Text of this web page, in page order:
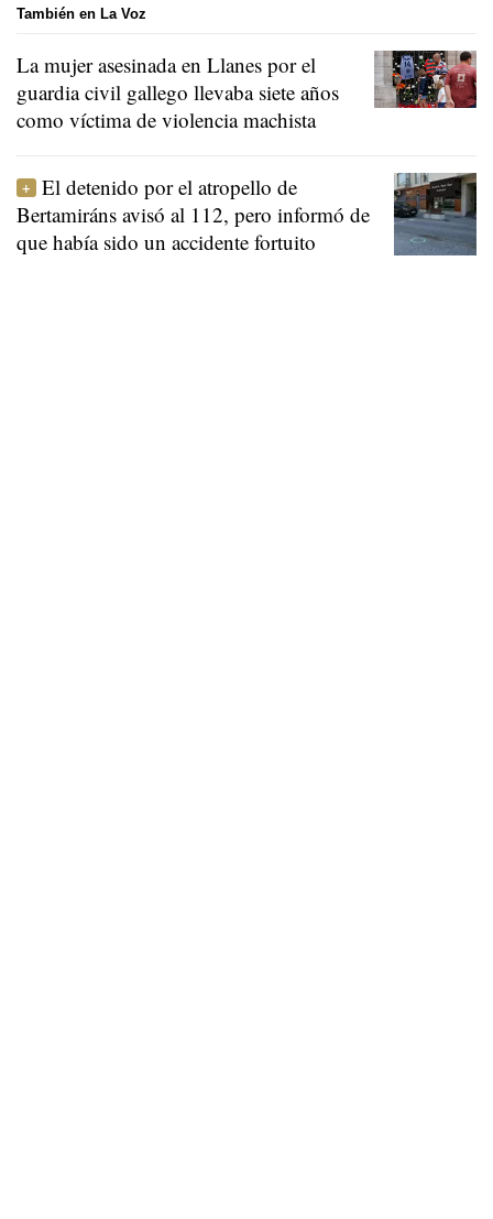
También en La Voz
La mujer asesinada en Llanes por el
guardia civil gallego llevaba siete años
como víctima de violencia machista
El detenido por el atropello de
Bertamiráns avisó al 112, pero informó de
que había sido un accidente fortuito